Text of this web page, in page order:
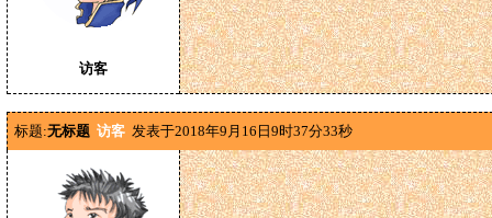
访客
标题:无标题 访客 发表于2018年9月16日9时37分33秒